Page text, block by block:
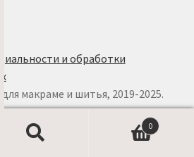
и обработки
для макраме и шитья, 2019-2025.
0